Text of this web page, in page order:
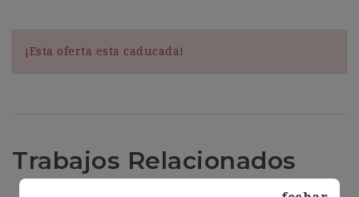
¡Esta oferta esta caducada!
Trabajos Relacionados